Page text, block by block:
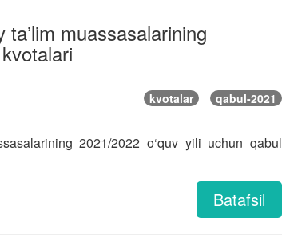
muassasalarining
kvotalar qabul-2021
2021/2022 o‘quv yili uchun qabul
Batafsil